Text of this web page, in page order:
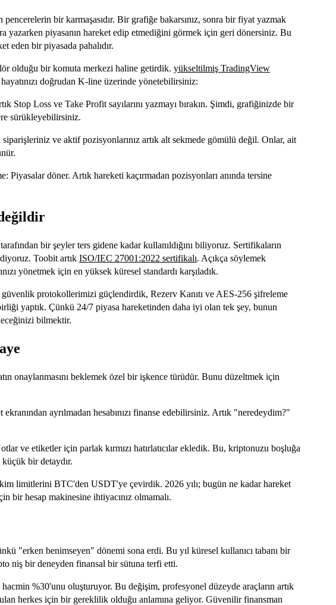
bir karmaşasıdır. Bir grafiğe bakarsınız, sonra bir fiyat yazmak
yazarken piyasanın hareket edip etmediğini görmek için geri dönersiniz. Bu
eden bir piyasada pahalıdır.
olduğu bir komuta merkezi haline getirdik. yükseltilmiş TradingView
hayatınızı doğrudan K-line üzerinde yönetebilirsiniz:
Stop Loss ve Take Profit sayılarını yazmayı bırakın. Şimdi, grafiğinizde bir
sürükleyebilirsiniz.
ve aktif pozisyonlarınız artık alt sekmede gömülü değil. Onlar, ait
Piyasalar döner. Artık hareketi kaçırmadan pozisyonları anında tersine
bir şeyler ters gidene kadar kullanıldığını biliyoruz. Sertifikaların
Toobit artık ISO/IEC 27001:2022 sertifikalı. Açıkça söylemek
yönetmek için en yüksek küresel standardı karşıladık.
güvenlik protokollerimizi güçlendirdik, Rezerv Kanıtı ve AES-256 şifreleme
yaptık. Çünkü 24/7 piyasa hareketinden daha iyi olan tek şey, bunun
bilmektir.
onaylanmasını beklemek özel bir işkence türüdür. Bunu düzeltmek için
ekranından ayrılmadan hesabınızı finanse edebilirsiniz. Artık "neredeydim?"
ve etiketler için parlak kırmızı hatırlatıcılar ekledik. Bu, kriptonuzu boşluğa
bir detaydır.
limitlerini BTC'den USDT'ye çevirdik. 2026 yılı; bugün ne kadar hareket
bir hesap makinesine ihtiyacınız olmamalı.
"erken benimseyen" dönemi sona erdi. Bu yıl küresel kullanıcı tabanı bir
niş bir deneyden finansal bir sütuna terfi etti.
%30'unu oluşturuyor. Bu değişim, profesyonel düzeyde araçların artık
herkes için bir gereklilik olduğu anlamına geliyor. Güvenilir finansman